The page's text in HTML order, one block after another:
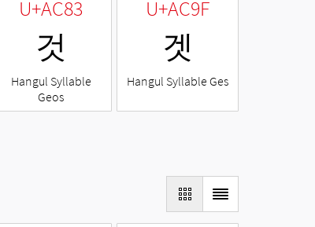
U+AC83
것
Hangul Syllable
Geos
U+AC9F
겟
Hangul Syllable Ges